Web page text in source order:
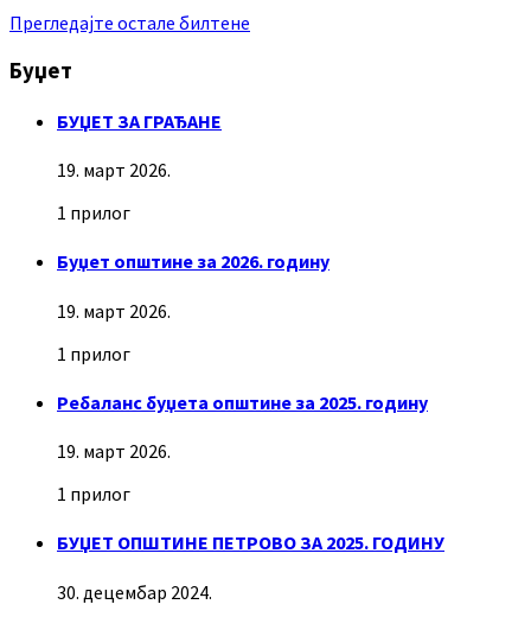
Прегледајте остале билтене
Буџет
БУЏЕТ ЗА ГРАЂАНЕ
19. март 2026.
1 прилог
Буџет општине за 2026. годину
19. март 2026.
1 прилог
Ребаланс буџета општине за 2025. годину
19. март 2026.
1 прилог
БУЏЕТ ОПШТИНЕ ПЕТРОВО ЗА 2025. ГОДИНУ
30. децембар 2024.